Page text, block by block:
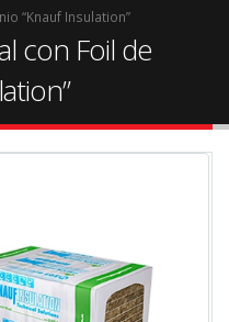
“Knauf Insulation”
con Foil de